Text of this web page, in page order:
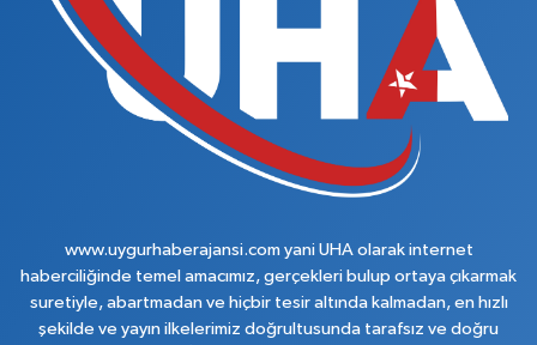
www.uygurhaberajansi.com yani UHA olarak internet
haberciliğinde temel amacımız, gerçekleri bulup ortaya çıkarmak
suretiyle, abartmadan ve hiçbir tesir altında kalmadan, en hızlı
şekilde ve yayın ilkelerimiz doğrultusunda tarafsız ve doğru